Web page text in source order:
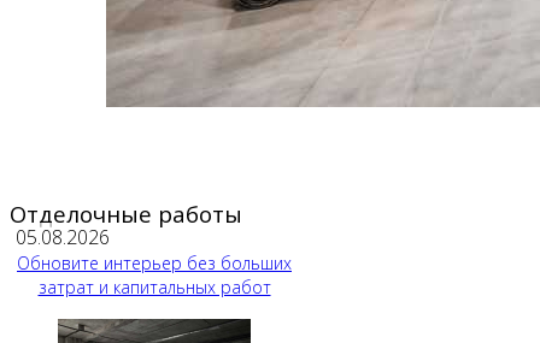
Отделочные работы
05.08.2026
Обновите интерьер без больших
затрат и капитальных работ